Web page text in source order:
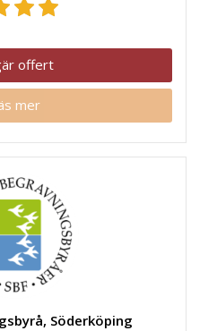
offert
mer
Söderköping